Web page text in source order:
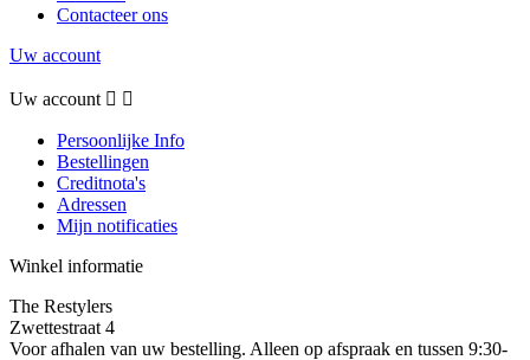
Contacteer ons
Uw account
Uw account  
Persoonlijke Info
Bestellingen
Creditnota's
Adressen
Mijn notificaties
Winkel informatie
The Restylers
Zwettestraat 4
Voor afhalen van uw bestelling. Alleen op afspraak en tussen 9:30-